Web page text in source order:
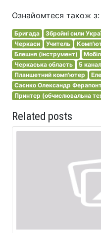
Ознайомтеся також з:
Бригада Збройні сили
Черкаси
Учитель
Блешня (інструмент)
Черкаська область
5
Планшетний комп'ютер
Саєнко Олександр
Принтер (обчислювальна
Related posts